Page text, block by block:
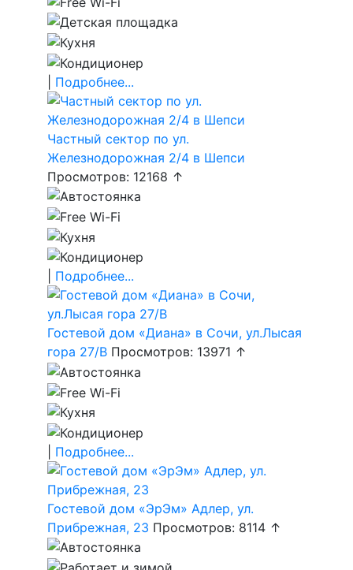
Подробнее...
Частный сектор по ул.
Железнодорожная 2/4 в Шепси
Просмотров: 12168 ↑
Подробнее...
Гостевой дом «Диана» в Сочи, ул.Лысая
гора 27/В Просмотров: 13971 ↑
Подробнее...
Гостевой дом «ЭрЭм» Адлер, ул.
Прибрежная, 23 Просмотров: 8114 ↑